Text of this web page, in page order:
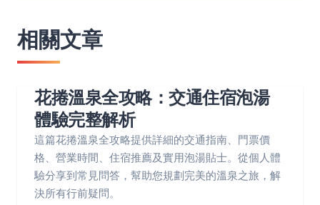
相關文章
花捲溫泉全攻略：交通住宿泡湯
體驗完整解析
這篇花捲溫泉全攻略提供詳細的交通指南、門票價
格、營業時間、住宿推薦及實用泡湯貼士。從個人體
驗分享到常見問答，幫助您規劃完美的溫泉之旅，解
決所有行前疑問。